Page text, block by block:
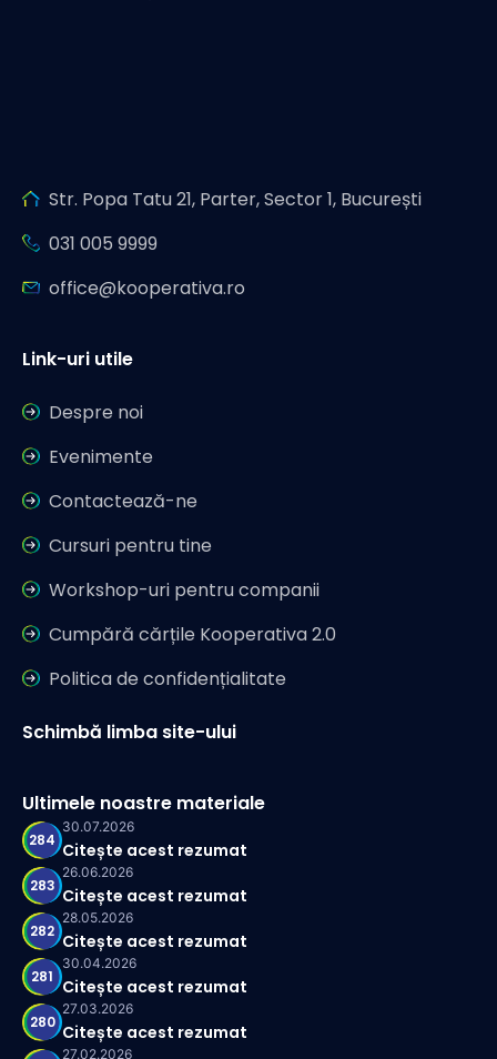
Link-uri utile
Despre noi
Evenimente
Contactează-ne
Cursuri pentru tine
Workshop-uri pentru companii
Cumpără cărțile Kooperativa 2.0
Politica de confidențialitate
Schimbă limba site-ului
Str. Popa Tatu 21, Parter, Sector 1, București
031 005 9999
office@kooperativa.ro
Ultimele noastre materiale
284
30.07.2026
Citește acest rezumat
283
26.06.2026
Citește acest rezumat
282
28.05.2026
Citește acest rezumat
281
30.04.2026
Citește acest rezumat
280
27.03.2026
Citește acest rezumat
27.02.2026